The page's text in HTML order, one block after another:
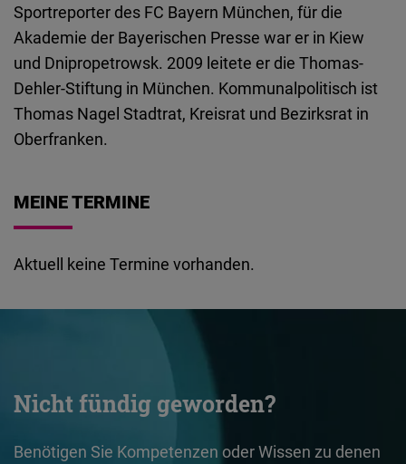
Sportreporter des FC Bayern München, für die
Akademie der Bayerischen Presse war er in Kiew
und Dnipropetrowsk. 2009 leitete er die Thomas-
Dehler-Stiftung in München. Kommunalpolitisch ist
Thomas Nagel Stadtrat, Kreisrat und Bezirksrat in
Oberfranken.
MEINE TERMINE
Aktuell keine Termine vorhanden.
Nicht fündig geworden?
Benötigen Sie Kompetenzen oder Wissen zu denen
Newsletter2go
Embed
Podigee
Embed
Embed
Typeform